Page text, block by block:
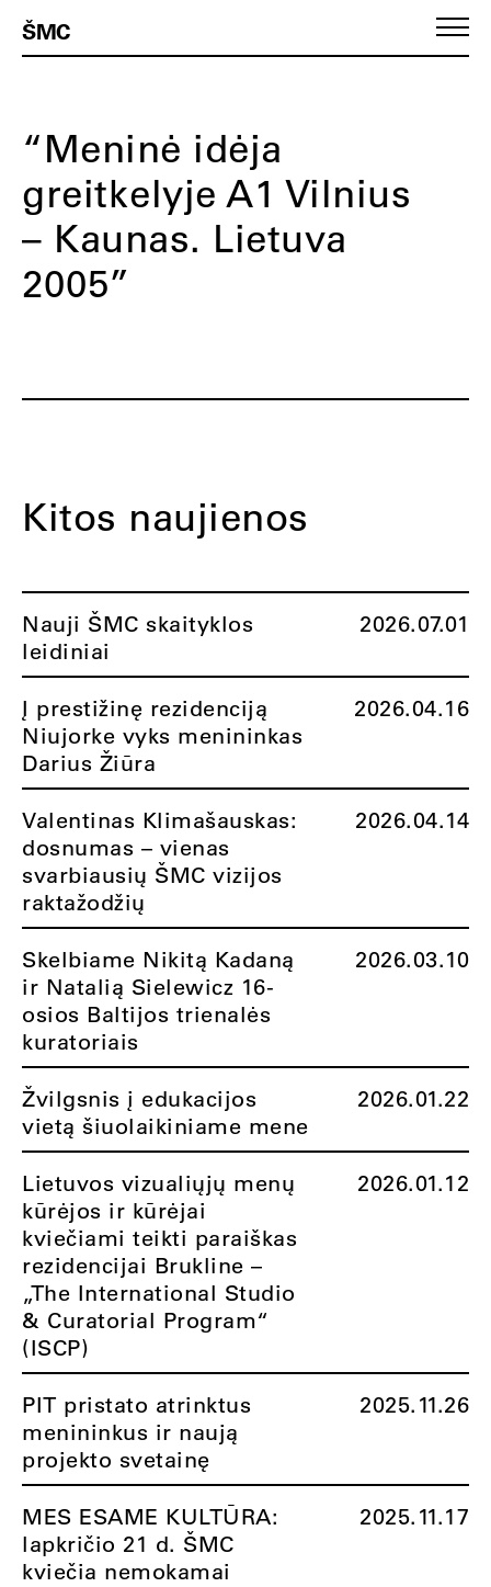
ŠMC
“Meninė idėja
greitkelyje A1 Vilnius
– Kaunas. Lietuva
2005”
Kitos naujienos
Nauji ŠMC skaityklos
leidiniai
2026.07.01
Į prestižinę rezidenciją
Niujorke vyks menininkas
Darius Žiūra
2026.04.16
Valentinas Klimašauskas:
dosnumas – vienas
svarbiausių ŠMC vizijos
raktažodžių
2026.04.14
Skelbiame Nikitą Kadaną
ir Natalią Sielewicz 16-
osios Baltijos trienalės
kuratoriais
2026.03.10
Žvilgsnis į edukacijos
vietą šiuolaikiniame mene
2026.01.22
Lietuvos vizualiųjų menų
kūrėjos ir kūrėjai
kviečiami teikti paraiškas
rezidencijai Brukline –
„The International Studio
& Curatorial Program“
(ISCP)
2026.01.12
PIT pristato atrinktus
menininkus ir naują
projekto svetainę
2025.11.26
MES ESAME KULTŪRA:
lapkričio 21 d. ŠMC
kviečia nemokamai
2025.11.17